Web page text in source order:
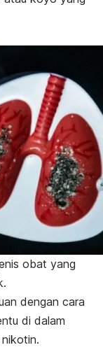
obat yang
dengan cara
di dalam